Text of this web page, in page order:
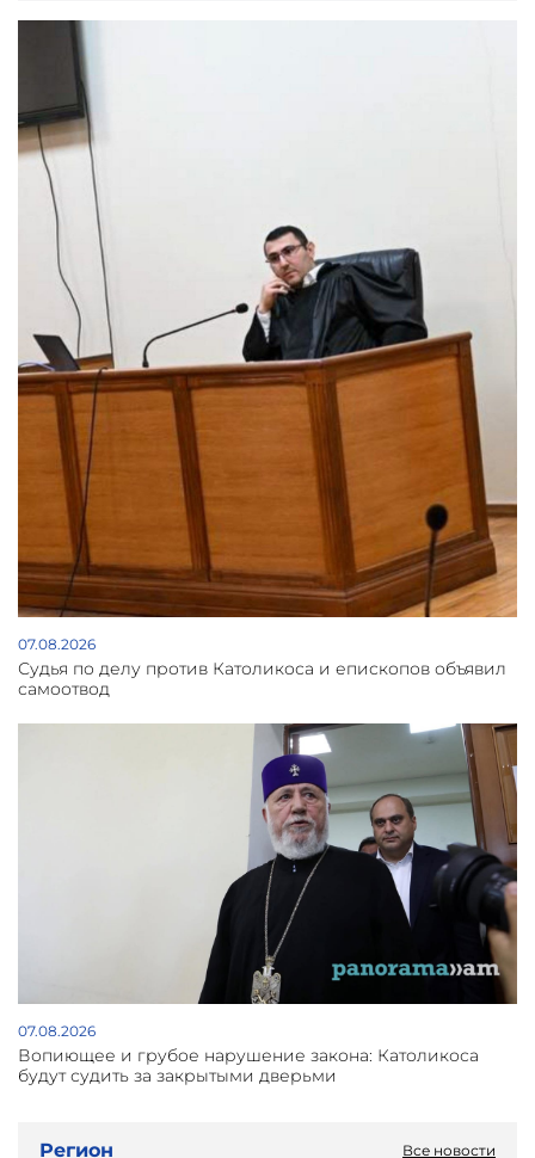
07.08.2026
Судья по делу против Католикоса и епископов объявил
самоотвод
07.08.2026
Вопиющее и грубое нарушение закона: Католикоса
будут судить за закрытыми дверьми
Регион Все новости